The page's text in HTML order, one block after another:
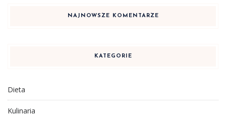
NAJNOWSZE KOMENTARZE
KATEGORIE
Dieta
Kulinaria